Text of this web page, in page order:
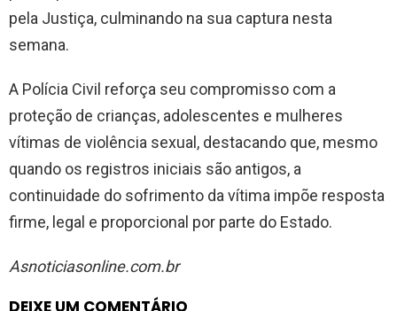
pela Justiça, culminando na sua captura nesta
semana.
A Polícia Civil reforça seu compromisso com a
proteção de crianças, adolescentes e mulheres
vítimas de violência sexual, destacando que, mesmo
quando os registros iniciais são antigos, a
continuidade do sofrimento da vítima impõe resposta
firme, legal e proporcional por parte do Estado.
Asnoticiasonline.com.br
DEIXE UM COMENTÁRIO